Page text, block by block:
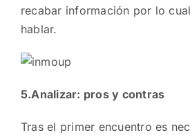
recabar información por lo
hablar.
5.Analizar: pros y contras
Tras el primer encuentro es